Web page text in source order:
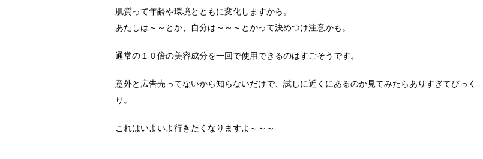
肌質って年齢や環境とともに変化しますから。
あたしは～～とか、自分は～～～とかって決めつけ注意かも。
通常の１０倍の美容成分を一回で使用できるのはすごそうです。
意外と広告売ってないから知らないだけで、試しに近くにあるのか見てみたらありすぎてびっく
り。
これはいよいよ行きたくなりますよ～～～